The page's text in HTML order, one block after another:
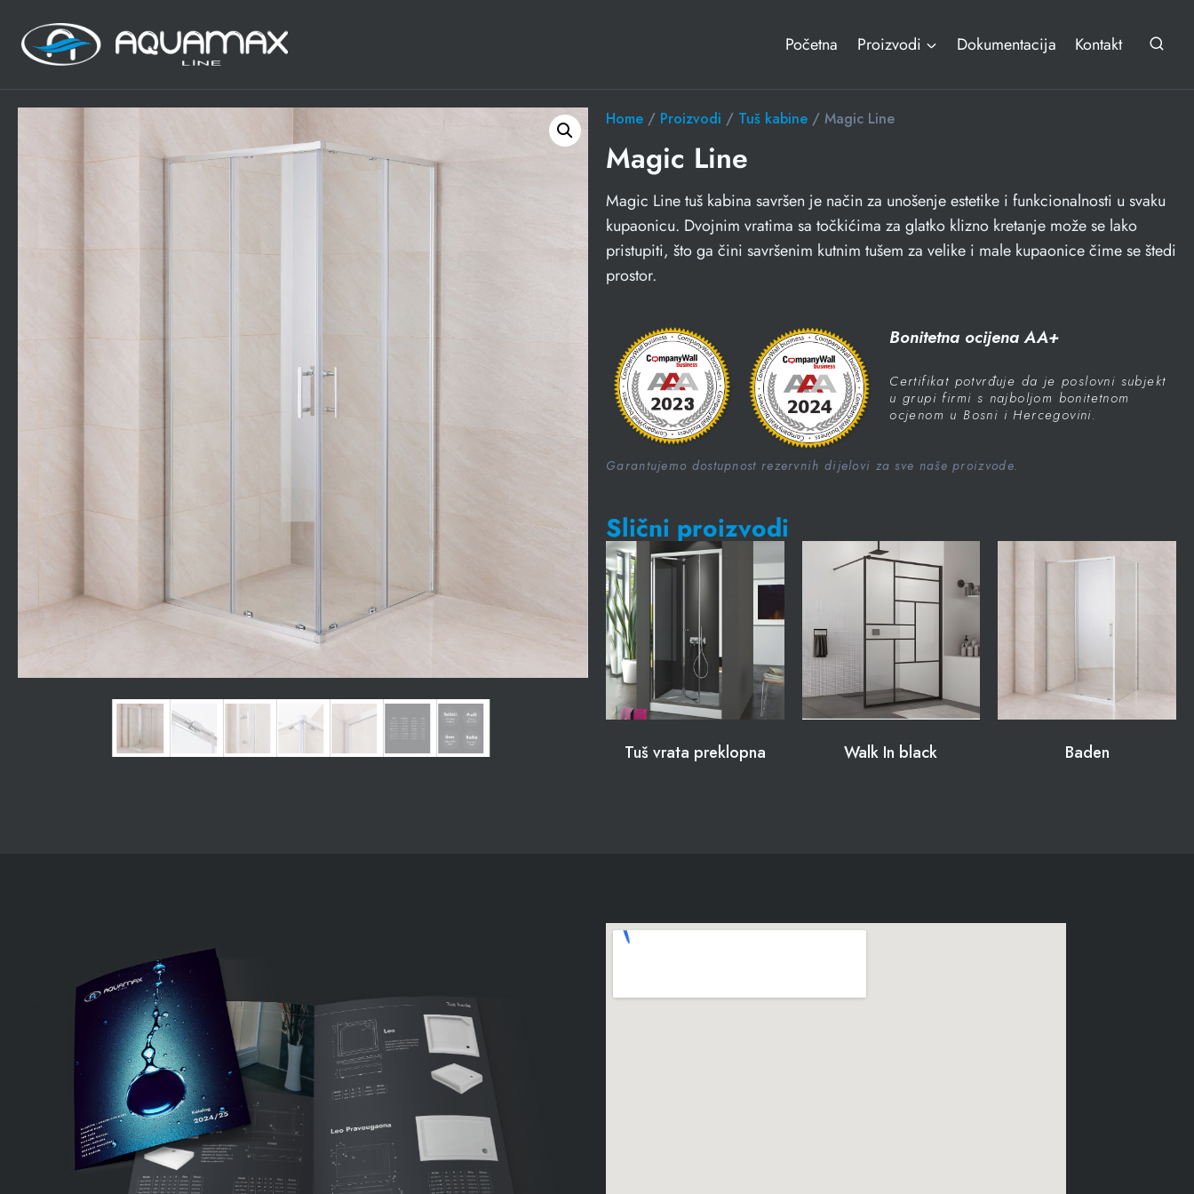
Početna Proizvodi Dokumentacija Kontakt
Home / Proizvodi / Tuš kabine / Magic Line
Magic Line
Magic Line tuš kabina savršen je način za unošenje estetike i funkcionalnosti u svaku
kupaonicu. Dvojnim vratima sa točkićima za glatko klizno kretanje može se lako
pristupiti, što ga čini savršenim kutnim tušem za velike i male kupaonice čime se štedi
prostor.
Bonitetna ocijena AA+
Certifikat potvrđuje da je poslovni subjekt
u grupi firmi s najboljom bonitetnom
ocjenom u Bosni i Hercegovini.
Garantujemo dostupnost rezervnih dijelovi za sve naše proizvode.
Slični proizvodi
Tuš vrata preklopna Walk In black Baden